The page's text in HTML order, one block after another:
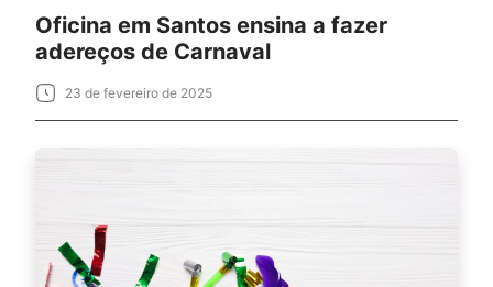
Oficina em Santos ensina a fazer
adereços de Carnaval
23 de fevereiro de 2025